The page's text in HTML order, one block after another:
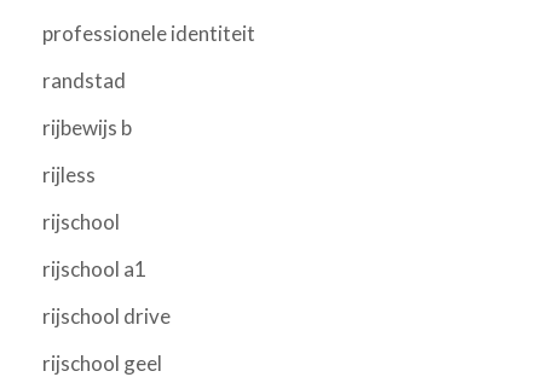
professionele identiteit
randstad
rijbewijs b
rijless
rijschool
rijschool a1
rijschool drive
rijschool geel